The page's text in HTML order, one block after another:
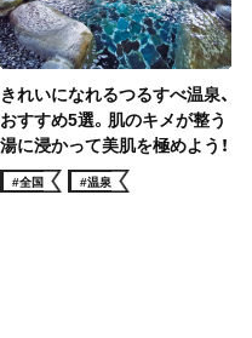
きれいになれるつるすべ温泉、
おすすめ5選。肌のキメが整う
湯に浸かって美肌を極めよう！
#全国 #温泉